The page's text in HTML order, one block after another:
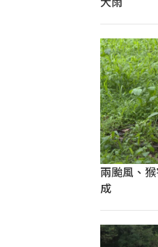
兩颱風、
成